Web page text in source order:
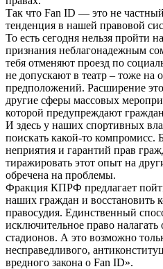
Так что Fan ID — это не
тенденция в нашей правовой
То есть сегодня нельзя пройти
признания неблагонадежным
тебя отменяют проезд по
не допускают в театр – тоже на
предположений. Расширение
другие сферы массовых
которой предупреждают
И здесь у наших спортивных
поискать какой-то компромисс.
неприятия и гарантий прав
тиражировать этот опыт на
обречена на проблемы.
Фракция КПРФ предлагает
наших граждан и
правосудия. Единственный
исключительное право
стадионов. А это возможно
несправедливого,
вредного закона о Fan ID».